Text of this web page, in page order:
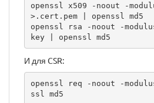
openssl x509 -noout -
>.cert.pem | openssl md5
openssl rsa -noout -
key | openssl md5
И для CSR:
openssl req -noout -
ssl md5